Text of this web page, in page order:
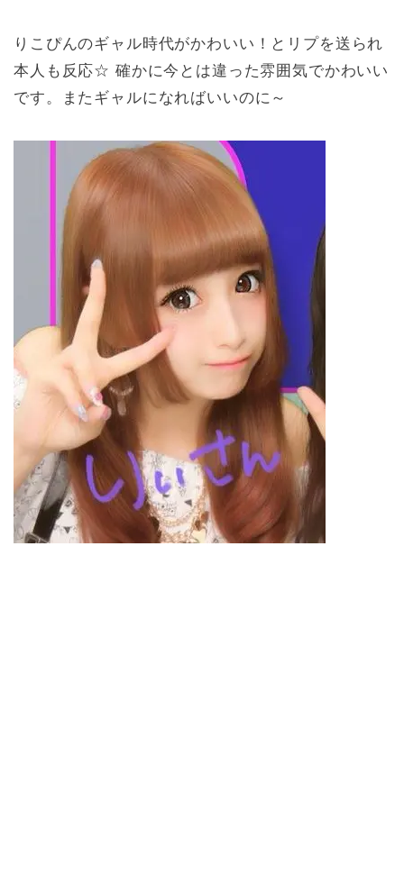
りこぴんのギャル時代がかわいい！とリプを送られ
本人も反応☆ 確かに今とは違った雰囲気でかわいい
です。またギャルになればいいのに～